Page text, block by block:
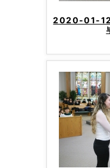
2020-01-